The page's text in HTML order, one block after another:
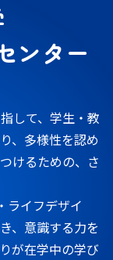
ンター
して、学生・教
、多様性を認め
けるための、さ
ライフデザイ
、意識する力を
が在学中の学び